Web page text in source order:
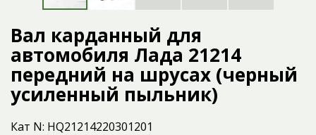
Вал карданный для
автомобиля Лада 21214
передний на шрусах (черный
усиленный пыльник)
Кат N: HQ21214220301201